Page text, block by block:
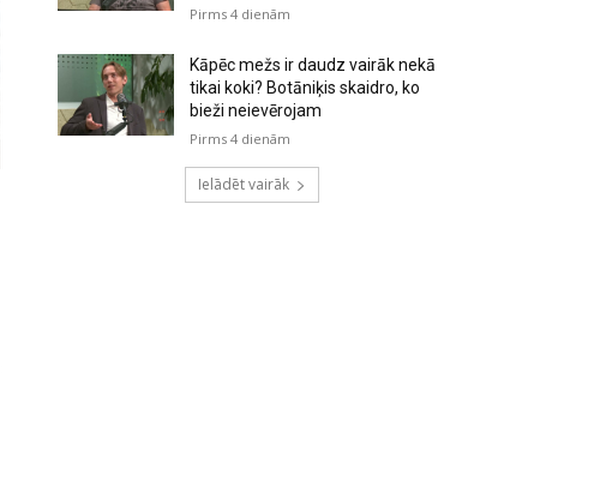
Pirms 4 dienām
Kāpēc mežs ir daudz vairāk nekā
tikai koki? Botāniķis skaidro, ko
bieži neievērojam
Pirms 4 dienām
Ielādēt vairāk